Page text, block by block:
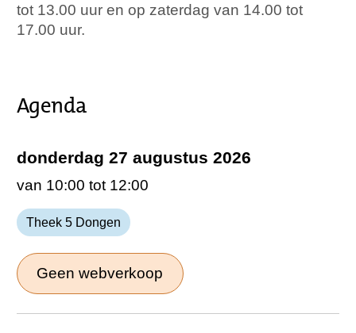
tot 13.00 uur en op zaterdag van 14.00 tot
17.00 uur.
Agenda
donderdag 27 augustus 2026
van 10:00 tot 12:00
Theek 5 Dongen
Geen webverkoop